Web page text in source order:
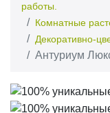
работы.
Комнатные
Декоративно-
Антуриум